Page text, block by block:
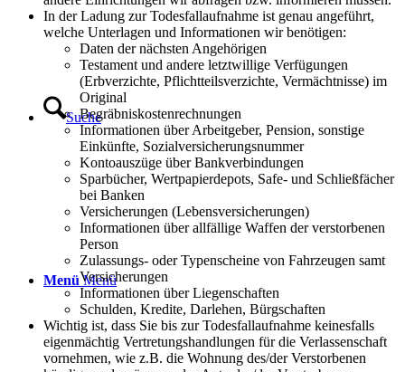
Suche
Menü Menü
In der Ladung zur Todesfallaufnahme ist genau angeführt,
welche Unterlagen und Informationen wir benötigen:
Daten der nächsten Angehörigen
Testament und andere letztwillige Verfügungen
(Erbverzichte, Pflichtteilsverzichte, Vermächtnisse) im
Original
Begräbniskostenrechnungen
Informationen über Arbeitgeber, Pension, sonstige
Einkünfte, Sozialversicherungsnummer
Kontoauszüge über Bankverbindungen
Sparbücher, Wertpapierdepots, Safe- und Schließfächer
bei Banken
Versicherungen (Lebensversicherungen)
Informationen über allfällige Waffen der verstorbenen
Person
Zulassungs- oder Typenscheine von Fahrzeugen samt
Versicherungen
Informationen über Liegenschaften
Schulden, Kredite, Darlehen, Bürgschaften
Wichtig ist, dass Sie bis zur Todesfallaufnahme keinesfalls
eigenmächtig Vertretungshandlungen für die Verlassenschaft
vornehmen, wie z.B. die Wohnung des/der Verstorbenen